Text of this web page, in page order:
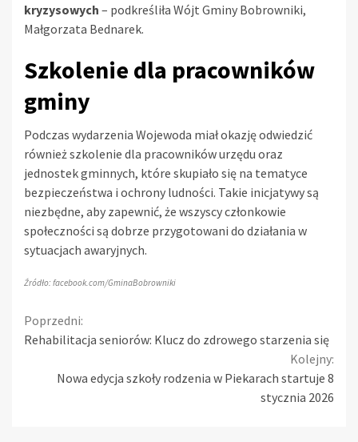
kryzysowych – podkreśliła Wójt Gminy Bobrowniki,
Małgorzata Bednarek.
Szkolenie dla pracowników
gminy
Podczas wydarzenia Wojewoda miał okazję odwiedzić
również szkolenie dla pracowników urzędu oraz
jednostek gminnych, które skupiało się na tematyce
bezpieczeństwa i ochrony ludności. Takie inicjatywy są
niezbędne, aby zapewnić, że wszyscy członkowie
społeczności są dobrze przygotowani do działania w
sytuacjach awaryjnych.
Źródło: facebook.com/GminaBobrowniki
Continue
Reading
Poprzedni:
Rehabilitacja seniorów: Klucz do zdrowego starzenia się
Kolejny:
Nowa edycja szkoły rodzenia w Piekarach startuje 8
stycznia 2026